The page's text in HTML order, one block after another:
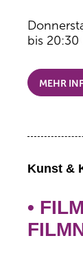
bis 20:30
MEHR
Kunst &
•